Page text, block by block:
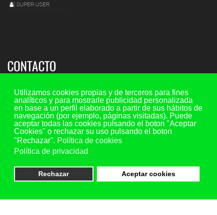
Utilizamos cookies propias y de terceros para fines
analíticos y para mostrarle publicidad personalizada
en base a un perfil elaborado a partir de sus hábitos de
navegación (por ejemplo, páginas visitadas). Puede
aceptar todas las cookies pulsando el boton "Aceptar
Cookies" o rechazar su uso pulsando el boton
"Rechazar". Política de cookies
Política de privacidad
Rechazar Aceptar cookies
SUPER USER
CONTACTO
Sede regional:
C/ María de Molina 7, 2º piso - oficina 5, 47001 - Valladolid
Teléfono y fax: 983 29 35 45 Ext. 107
Móvil: 649 73 44 20
Email consultas: consultas@aspescl.com